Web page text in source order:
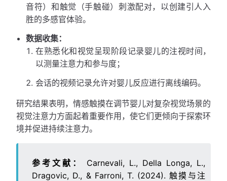
音符）和触觉（手触碰）刺激配对，以创建引人入
胜的多感官体验。
数据收集：
在熟悉化和视觉呈现阶段记录婴儿的注视时间，
以测量注意力和参与度；
会话的视频记录允许对婴儿反应进行离线编码。
研究结果表明，情感触摸在调节婴儿对复杂视觉场景的
视觉注意力方面起着重要作用，使它们更倾向于探索环
境并促进持续注意力。
参考文献：
Carnevali, L., Della Longa, L.,
Dragovic, D., & Farroni, T. (2024). 触摸与注